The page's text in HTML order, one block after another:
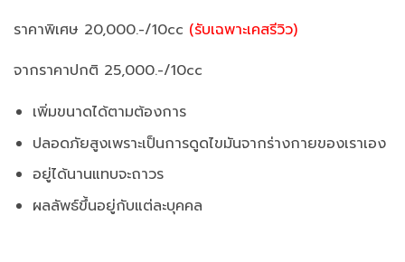
ราคาพิเศษ 20,000.-/10cc (รับเฉพาะเคสรีวิว)
จากราคาปกติ 25,000.-/10cc
เพิ่มขนาดได้ตามต้องการ
ปลอดภัยสูงเพราะเป็นการดูดไขมันจากร่างกายของเราเอง
อยู่ได้นานแทบจะถาวร
ผลลัพธ์ขึ้นอยู่กับแต่ละบุคคล